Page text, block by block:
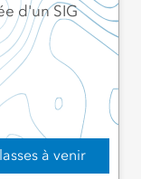
à venir
d'un SIG